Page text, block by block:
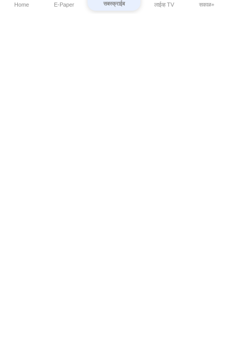
Home E-Paper सबस्क्राईब लाईव्ह TV सकाळ+